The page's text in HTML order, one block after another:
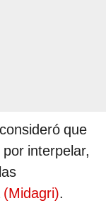
que
interpelar,
.